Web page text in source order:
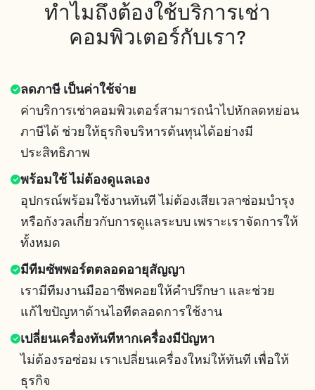
ทำไมถึงต้องใช้บริการเช่า
คอมพิวเตอร์กับเรา?
ลดภาษี เป็นค่าใช้จ่าย
ค่าบริการเช่าคอมพิวเตอร์สามารถนำไปหักลดหย่อน
ภาษีได้ ช่วยให้ธุรกิจบริหารต้นทุนได้อย่างมี
ประสิทธิภาพ
พร้อมใช้ ไม่ต้องดูแลเอง
อุปกรณ์พร้อมใช้งานทันที ไม่ต้องเสียเวลาซ่อมบำรุง
หรือกังวลเกี่ยวกับการดูแลระบบ เพราะเราจัดการให้
ทั้งหมด
มีทีมซัพพอร์ตตลอดอายุสัญญา
เรามีทีมงานมืออาชีพคอยให้คำปรึกษา และช่วย
แก้ไขปัญหาด้านไอทีตลอดการใช้งาน
เปลี่ยนเครื่องทันทีหากเครื่องมีปัญหา
ไม่ต้องรอซ่อม เราเปลี่ยนเครื่องใหม่ให้ทันที เพื่อให้
ธุรกิจ